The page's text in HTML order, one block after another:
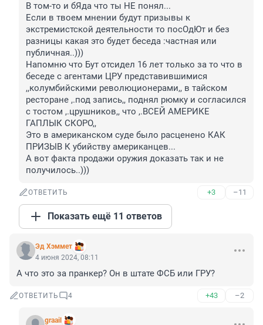
В том-то и бЯда что ты НЕ понял...
Если в твоем мнении будут призывы к
экстремистской деятельности то посОдЮт и без
разницы какая это будет беседа :частная или
публичная..)))
Напомню что Бут отсидел 16 лет только за то что в
беседе с агентами ЦРУ представившимися
,,колумбийскими революционерами,, в тайском
ресторане ,.под запись,, поднял рюмку и согласился
с тостом ,.црушников,, что ,.ВСЕЙ АМЕРИКЕ
ГАПЛЫК СКОРО,,
Это в американском суде было расценено КАК
ПРИЗЫВ К убийству американцев...
А вот факта продажи оружия доказать так и не
получилось..)))
ОТВЕТИТЬ +3 –11
Показать ещё 11 ответов
Эд Хэммет
4 июня 2024, 08:11
А что это за пранкер? Он в штате ФСБ или ГРУ?
ОТВЕТИТЬ 4 +43 –2
graail